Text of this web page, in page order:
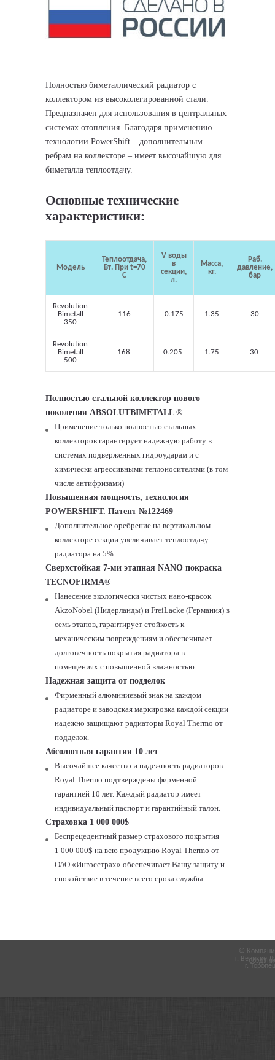
Полностью биметаллический радиатор с
коллектором из высоколегированной стали.
Предназначен для использования в центральных
системах отопления. Благодаря применению
технологии PowerShift – дополнительным
ребрам на коллекторе – имеет высочайшую для
биметалла теплоотдачу.
Основные технические
характеристики:
Модель
Теплоотдача,
Вт. При t=70
С
V воды
в
секции,
л.
Масса,
кг.
Раб.
давление,
бар
Revolution
Bimetall
350
116 0.175 1.35 30
Revolution
Bimetall
500
168 0.205 1.75 30
Полностью стальной коллектор нового
поколения ABSOLUTBIMETALL ®
Применение только полностью стальных
коллекторов гарантирует надежную работу в
системах подверженных гидроударам и с
химически агрессивными теплоносителями (в том
числе антифризами)
Повышенная мощность, технология
POWERSHIFT. Патент №122469
Дополнительное оребрение на вертикальном
коллекторе секции увеличивает теплоотдачу
радиатора на 5%.
Сверхстойкая 7-ми этапная NANO покраска
TECNOFIRMA®
Нанесение экологически чистых нано-красок
AkzoNobel (Нидерланды) и FreiLacke (Германия) в
семь этапов, гарантирует стойкость к
механическим повреждениям и обеспечивает
долговечность покрытия радиатора в
помещениях с повышенной влажностью
Надежная защита от подделок
Фирменный алюминиевый знак на каждом
радиаторе и заводская маркировка каждой секции
надежно защищают радиаторы Royal Thermo от
подделок.
Абсолютная гарантия 10 лет
Высочайшее качество и надежность радиаторов
Royal Thermo подтверждены фирменной
гарантией 10 лет. Каждый радиатор имеет
индивидуальный паспорт и гарантийный талон.
Страховка 1 000 000$
Беспрецедентный размер страхового покрытия
1 000 000$ на всю продукцию Royal Thermo от
ОАО «Ингосстрах» обеспечивает Вашу защиту и
спокойствие в течение всего срока службы.
©
г. Великие
г.